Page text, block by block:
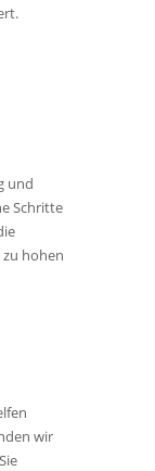
und
Schritte
hohen
wir